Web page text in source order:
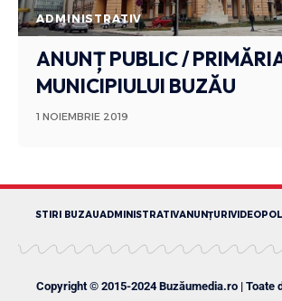
ADMINISTRATIV
ANUNȚ PUBLIC /
MUNICIPIULUI BUZĂU
1 NOIEMBRIE 2019
STIRI BUZAUADMINISTRATIVANUNȚURIVIDEO
Copyright © 2015-2024 Buzăumedia.ro | Toate